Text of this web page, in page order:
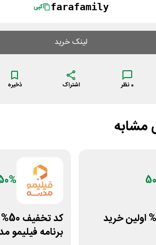
farafamily کپی
لینک خرید
0 نظر اشتراک ذخیره
کد تخفیف 50% اولین خرید
برنامه فیلیمو